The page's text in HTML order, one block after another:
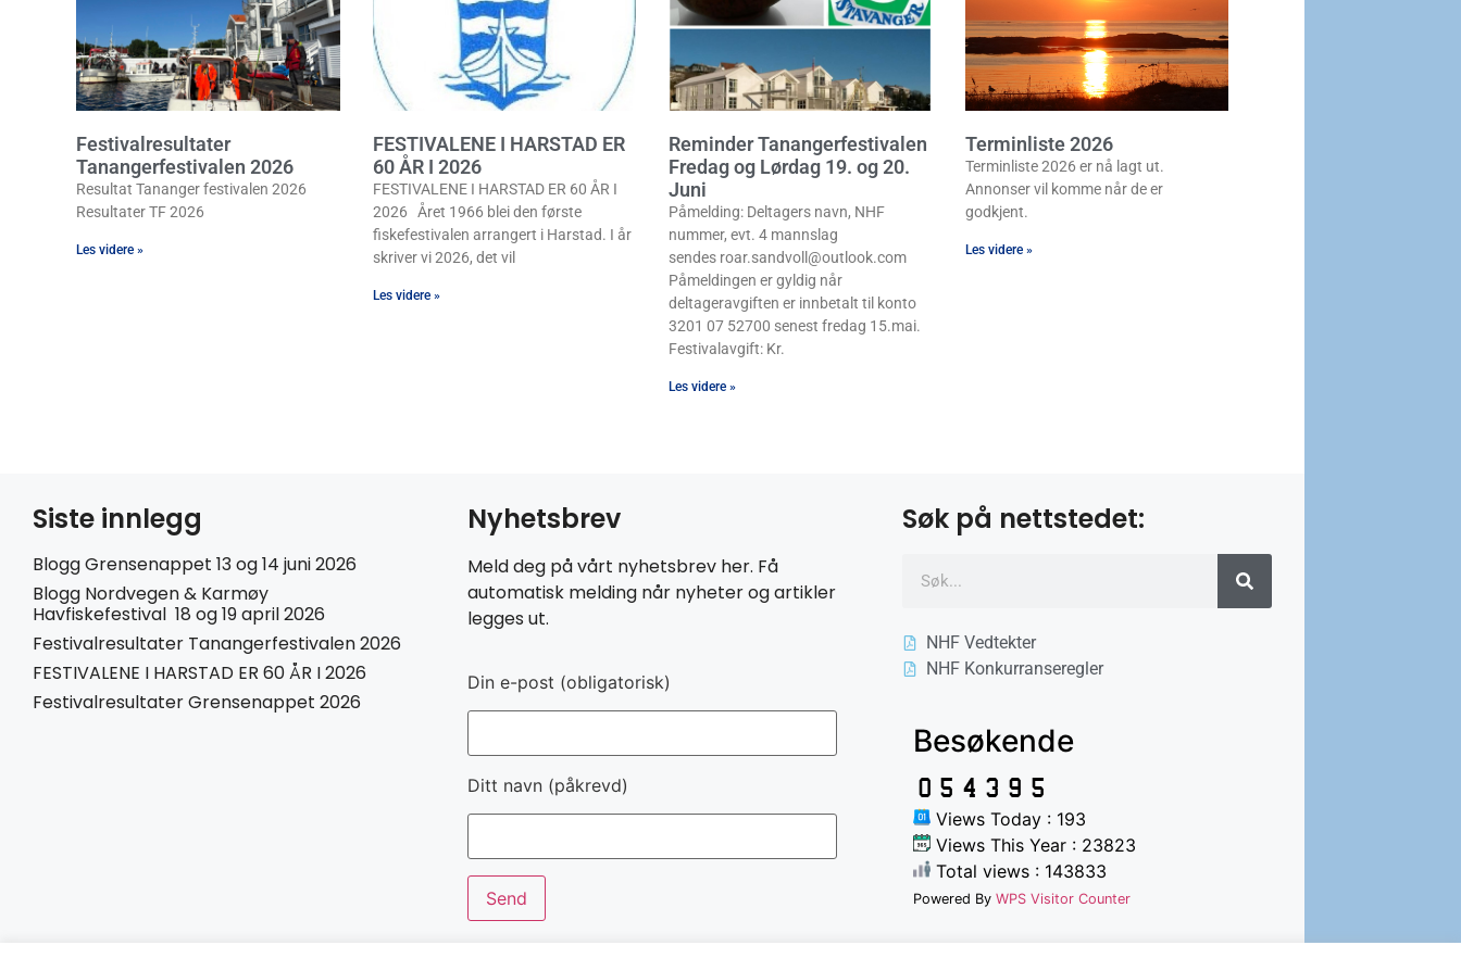
Festivalresultater
Tanangerfestivalen 2026
Resultat Tananger festivalen 2026
Resultater TF 2026
Les videre »
FESTIVALENE I HARSTAD ER
60 ÅR I 2026
FESTIVALENE I HARSTAD ER 60 ÅR I
2026 Året 1966 blei den første
fiskefestivalen arrangert i Harstad. I år
skriver vi 2026, det vil
Les videre »
Reminder Tanangerfestivalen
Fredag og Lørdag 19. og 20.
Juni
Påmelding: Deltagers navn, NHF
nummer, evt. 4 mannslag
sendes roar.sandvoll@outlook.com
Påmeldingen er gyldig når
deltageravgiften er innbetalt til konto
3201 07 52700 senest fredag 15.mai.
Festivalavgift: Kr.
Les videre »
Terminliste 2026
Terminliste 2026 er nå lagt ut.
Annonser vil komme når de er
godkjent.
Les videre »
Siste innlegg
Blogg Grensenappet 13 og 14 juni 2026
Blogg Nordvegen & Karmøy
Havfiskefestival 18 og 19 april 2026
Festivalresultater Tanangerfestivalen 2026
FESTIVALENE I HARSTAD ER 60 ÅR I 2026
Festivalresultater Grensenappet 2026
Nyhetsbrev
Meld deg på vårt nyhetsbrev her. Få
automatisk melding når nyheter og artikler
legges ut.
Din e-post (obligatorisk)
Ditt navn (påkrevd)
Søk på nettstedet:
NHF Vedtekter
NHF Konkurranseregler
Besøkende
Views Today : 193
Views This Year : 23823
Total views : 143833
Powered By WPS Visitor Counter